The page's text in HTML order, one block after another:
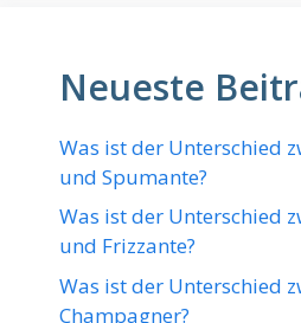
Neueste
Was ist der Unterschied
und Spumante?
Was ist der Unterschied
und Frizzante?
Was ist der Unterschied
Champagner?